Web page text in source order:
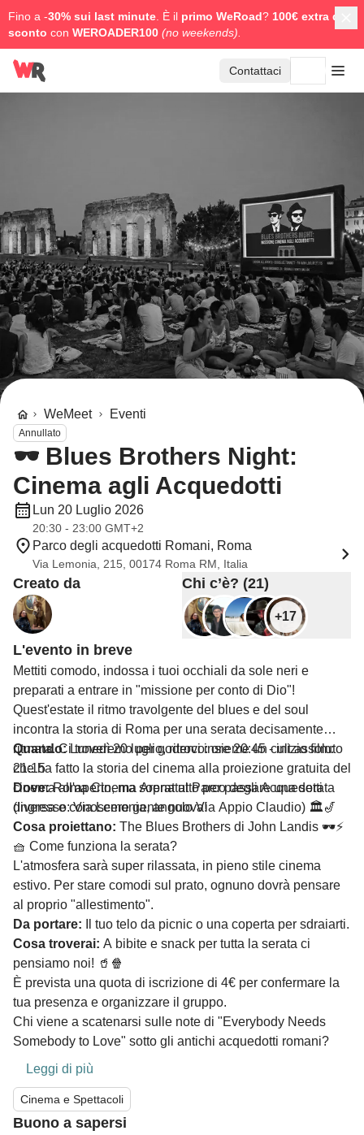
Fino a -30% sui last minute . È il primo WeRoad? 100€ extra di
sconto con WEROADER100 (no weekends).
Contattaci
WeMeet Eventi
Annullato
​🕶️ Blues Brothers Night:
Cinema agli Acquedotti
Lun 20 Luglio 2026
20:30 - 23:00 GMT+2
Parco degli acquedotti Romani, Roma
Via Lemonia, 215, 00174 Roma RM, Italia
Creato da Chi c’è? (21)
+17
L'evento in breve
​Mettiti comodo, indossa i tuoi occhiali da sole neri e
preparati a entrare in "missione per conto di Dio"!
Quest'estate il ritmo travolgente del blues e del soul
incontra la storia di Roma per una serata decisamente
ritmata. Ci troveremo per goderci insieme un cult assoluto
che ha fatto la storia del cinema alla proiezione gratuita del
cinema all'aperto, ma soprattutto per passare una serata
diversa e conoscere gente nuova!
Quando:Lunedì 20 luglio, ritrovo: ore 20:45 - inizio film:
21:15
Dove:Roma Cinema Arena al Parco degli Acquedotti
(Ingresso: Via Lemonia, angolo Via Appio Claudio) 🏛️🎷
Cosa proiettano: The Blues Brothers di John Landis 🕶️⚡
​🧺 Come funziona la serata?
​L'atmosfera sarà super rilassata, in pieno stile cinema
estivo. Per stare comodi sul prato, ognuno dovrà pensare
al proprio "allestimento".
Da portare: Il tuo telo da picnic o una coperta per sdraiarti.
Cosa troverai: A bibite e snack per tutta la serata ci
pensiamo noi! 🥤🍿
​È prevista una quota di iscrizione di 4€ per confermare la
tua presenza e organizzare il gruppo.
​Chi viene a scatenarsi sulle note di "Everybody Needs
Somebody to Love" sotto gli antichi acquedotti romani?
Leggi di più
Cinema e Spettacoli
Buono a sapersi